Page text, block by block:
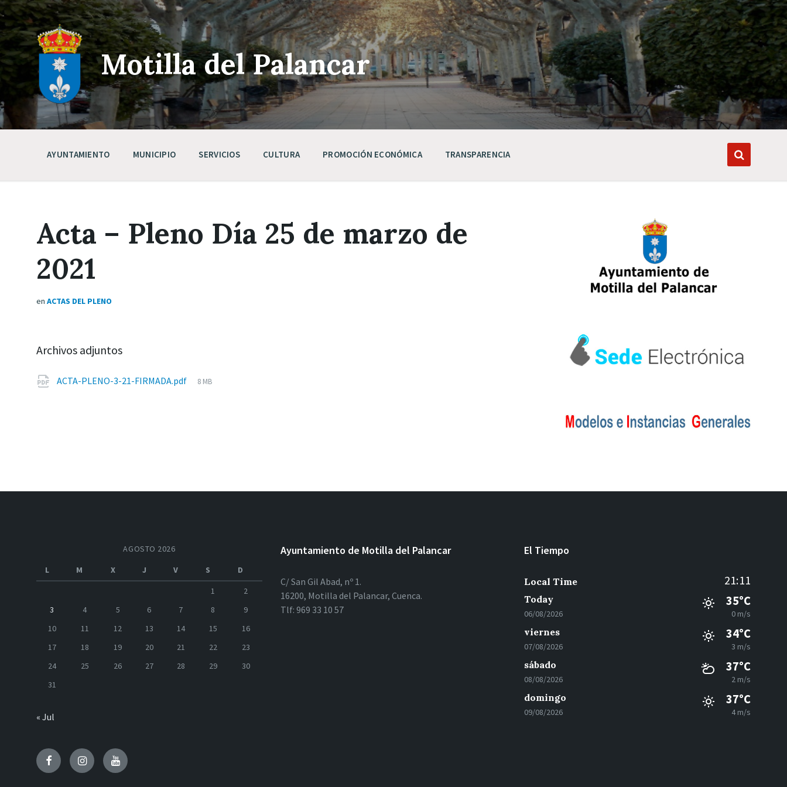
Skip
to
content
Saltar
a
la
navegación
principal
Saltar
a
pie
de
página
Motilla del Palancar
AYUNTAMIENTO MUNICIPIO SERVICIOS CULTURA PROMOCIÓN ECONÓMICA TRANSPARENCIA
Acta – Pleno Día 25 de marzo de
2021
en ACTAS DEL PLENO
Archivos adjuntos
ACTA-PLENO-3-21-FIRMADA.pdf
Tamaño
8 MB
AGOSTO 2026
L
M X J V S
D
1
2
3
4 5 6 7 8
9
10
11 12 13 14 15
16
17
18 19 20 21 22
23
24
25 26 27 28 29
30
31
« Jul
Ayuntamiento de Motilla del Palancar
C/ San Gil Abad, nº 1.
16200, Motilla del Palancar, Cuenca.
Tlf: 969 33 10 57
El Tiempo
Local Time 21:11
Today
06/08/2026
35°C
0 m/s
viernes
07/08/2026
34°C
3 m/s
sábado
08/08/2026
37°C
2 m/s
domingo
09/08/2026
37°C
4 m/s
FacebookInstagramYoutube